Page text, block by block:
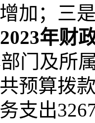
加；三
2023年财
门及所
预算拨
支出